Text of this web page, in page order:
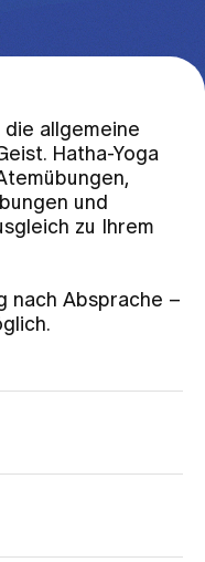
allgemeine
Hatha-Yoga
und
zu Ihrem
nach Absprache –